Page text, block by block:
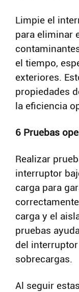
Limpie el
para eliminar
el tiempo,
exteriores.
propiedades
la eficiencia
6 Pruebas
Realizar
interruptor
carga para
carga y el
pruebas
del
sobrecargas.
Al seguir